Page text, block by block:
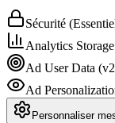
Sécurité
Analytics Storage
Ad User Data
Ad
Personnaliser